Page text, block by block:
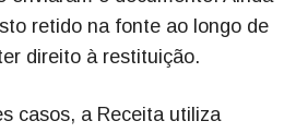
retido na fonte ao longo de
direito à restituição.
casos, a Receita utiliza